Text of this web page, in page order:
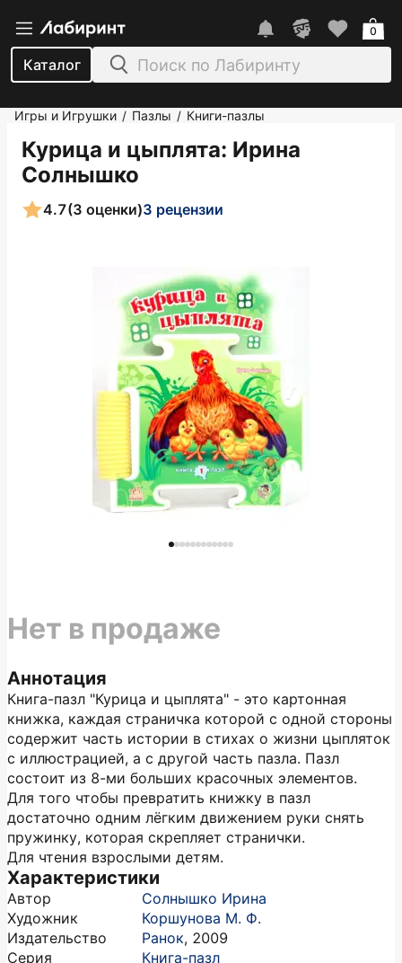
Каталог
0
Игры и Игрушки / Пазлы / Книги-пазлы
Курица и цыплята: Ирина
Солнышко
4.7(3 оценки)3 рецензии
Аннотация
Книга-пазл "Курица и цыплята" - это картонная
книжка, каждая страничка которой с одной стороны
содержит часть истории в стихах о жизни цыпляток
с иллюстрацией, а с другой часть пазла. Пазл
состоит из 8-ми больших красочных элементов.
Для того чтобы превратить книжку в пазл
достаточно одним лёгким движением руки снять
пружинку, которая скрепляет странички.
Для чтения взрослыми детям.
Характеристики
Автор
Солнышко Ирина
Художник
Коршунова М. Ф.
Издательство
Ранок, 2009
Серия
Книга-пазл
Нет в продаже